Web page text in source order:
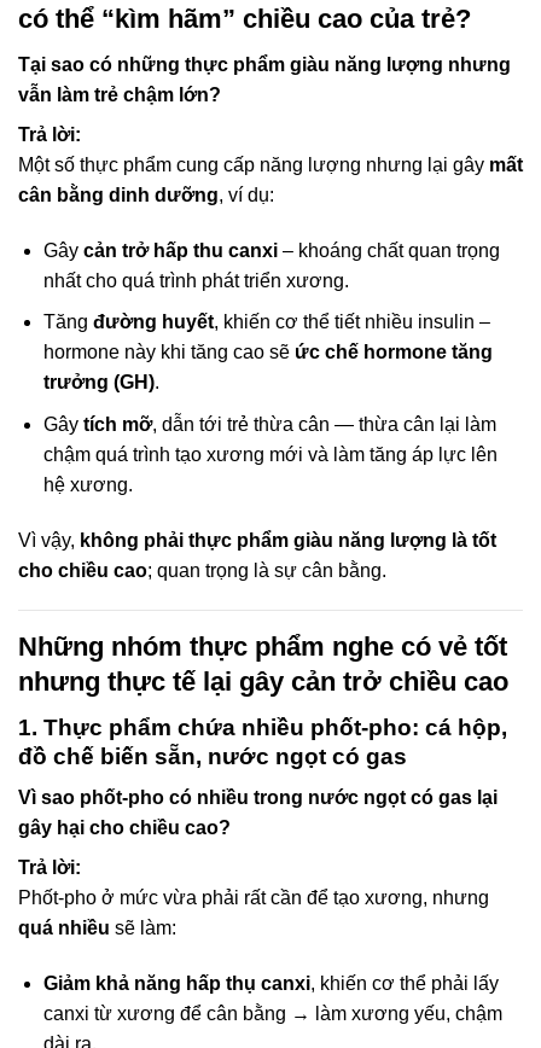
có thể “kìm hãm” chiều cao của trẻ?
Tại sao có những thực phẩm giàu năng lượng nhưng
vẫn làm trẻ chậm lớn?
Trả lời:
Một số thực phẩm cung cấp năng lượng nhưng lại gây mất
cân bằng dinh dưỡng, ví dụ:
Gây cản trở hấp thu canxi– khoáng chất quan trọng
nhất cho quá trình phát triển xương.
Tăng đường huyết, khiến cơ thể tiết nhiều insulin –
hormone này khi tăng cao sẽ ức chế hormone tăng
trưởng (GH).
Gây tích mỡ, dẫn tới trẻ thừa cân — thừa cân lại làm
chậm quá trình tạo xương mới và làm tăng áp lực lên
hệ xương.
Vì vậy, không phải thực phẩm giàu năng lượng là tốt
cho chiều cao; quan trọng là sự cân bằng.
Những nhóm thực phẩm nghe có vẻ tốt
nhưng thực tế lại gây cản trở chiều cao
1. Thực phẩm chứa nhiều phốt-pho: cá hộp,
đồ chế biến sẵn, nước ngọt có gas
Vì sao phốt-pho có nhiều trong nước ngọt có gas lại
gây hại cho chiều cao?
Trả lời:
Phốt-pho ở mức vừa phải rất cần để tạo xương, nhưng
quá nhiều sẽ làm:
Giảm khả năng hấp thụ canxi, khiến cơ thể phải lấy
canxi từ xương để cân bằng → làm xương yếu, chậm
dài ra.